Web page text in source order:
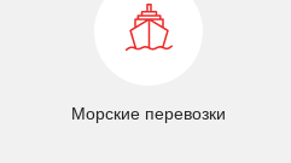
Морские перевозки